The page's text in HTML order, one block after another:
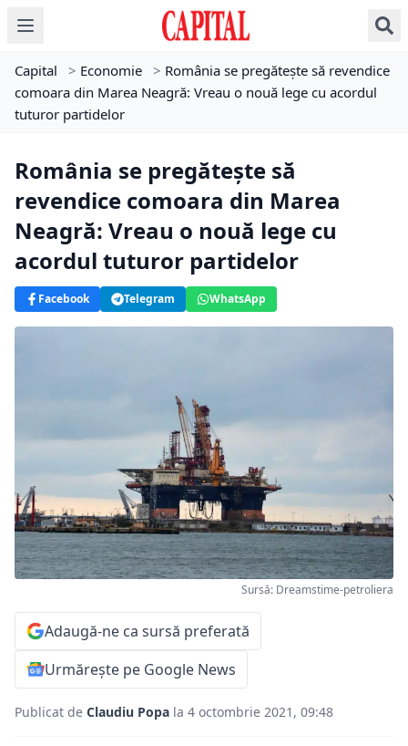
Capital > Economie > România se pregătește să revendice
comoara din Marea Neagră: Vreau o nouă lege cu acordul
tuturor partidelor
România se pregătește să
revendice comoara din Marea
Neagră: Vreau o nouă lege cu
acordul tuturor partidelor
Facebook Telegram WhatsApp
Sursă: Dreamstime-petroliera
Adaugă-ne ca sursă preferată
Urmărește pe Google News
Publicat de Claudiu Popa la 4 octombrie 2021, 09:48